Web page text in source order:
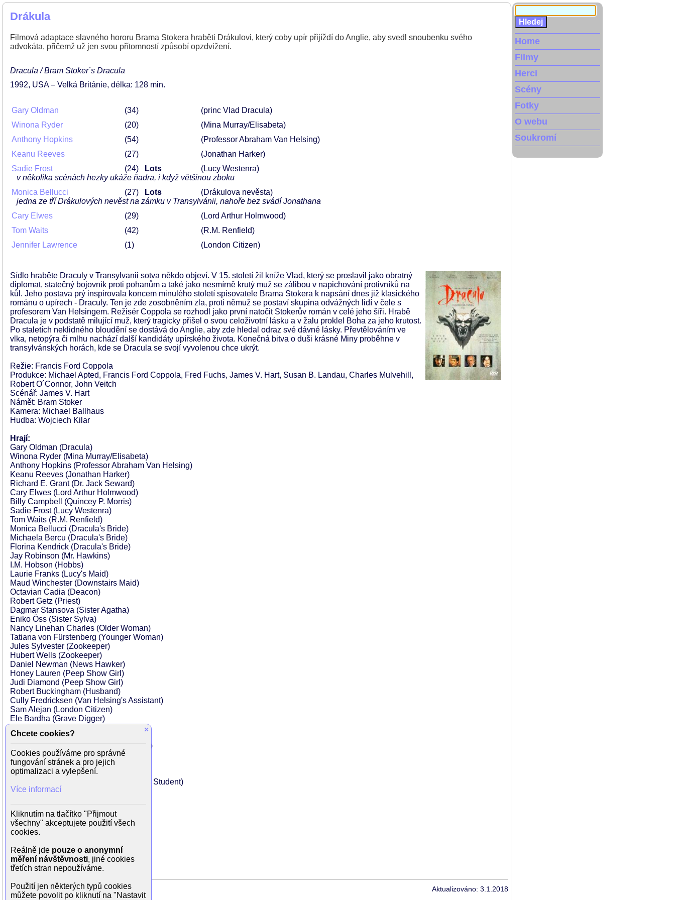
Drákula
Filmová adaptace slavného hororu Brama Stokera hraběti Drákulovi, který coby upír přijíždí do Anglie, aby svedl snoubenku svého
advokáta, přičemž už jen svou přítomností způsobí opzdvižení.
Dracula / Bram Stoker´s Dracula
1992 USA – Velká Británie délka: 128 min
Gary Oldman 34
(princ Vlad Dracula)
Winona Ryder
20
(Mina Murray/Elisabeta)
Anthony Hopkins
54
(Professor Abraham Van Helsing)
Keanu Reeves
27
(Jonathan Harker)
Sadie Frost
24 Lots
(Lucy Westenra)
v několika scénách hezky ukáže ňadra, i když většinou zboku
Monica Bellucci
27 Lots
(Drákulova nevěsta)
jedna ze tří Drákulových nevěst na zámku v Transylvánii, nahoře bez svádí Jonathana
Cary Elwes
29
(Lord Arthur Holmwood)
Tom Waits
42
(R.M. Renfield)
Jennifer Lawrence
1 (London Citizen)
Sídlo hraběte Draculy v Transylvanii sotva někdo objeví. V 15. století žil kníže Vlad, který se proslavil jako obratný
diplomat, statečný bojovník proti pohanům a také jako nesmírně krutý muž se zálibou v napichování protivníků na
kůl. Jeho postava prý inspirovala koncem minulého století spisovatele Brama Stokera k napsání dnes již klasického
románu o upírech - Draculy. Ten je zde zosobněním zla, proti němuž se postaví skupina odvážných lidí v čele s
profesorem Van Helsingem. Režisér Coppola se rozhodl jako první natočit Stokerův román v celé jeho šíři. Hrabě
Dracula je v podstatě milující muž, který tragicky přišel o svou celoživotní lásku a v žalu proklel Boha za jeho krutost.
Po staletích neklidného bloudění se dostává do Anglie, aby zde hledal odraz své dávné lásky. Převtělováním ve
vlka, netopýra či mlhu nachází další kandidáty upírského života. Konečná bitva o duši krásné Miny proběhne v
transylvánských horách, kde se Dracula se svojí vyvolenou chce ukrýt.
Režie: Francis Ford Coppola
Produkce: Michael Apted, Francis Ford Coppola, Fred Fuchs, James V. Hart, Susan B. Landau, Charles Mulvehill,
Robert O´Connor, John Veitch
Scénář: James V. Hart
Námět: Bram Stoker
Kamera: Michael Ballhaus
Hudba: Wojciech Kilar
Hrají:
Gary Oldman (Dracula)
Winona Ryder (Mina Murray/Elisabeta)
Anthony Hopkins (Professor Abraham Van Helsing)
Keanu Reeves (Jonathan Harker)
Richard E. Grant (Dr. Jack Seward)
Cary Elwes (Lord Arthur Holmwood)
Billy Campbell (Quincey P. Morris)
Sadie Frost (Lucy Westenra)
Tom Waits (R.M. Renfield)
Monica Bellucci (Dracula's Bride)
Michaela Bercu (Dracula's Bride)
Florina Kendrick (Dracula's Bride)
Jay Robinson (Mr. Hawkins)
I.M. Hobson (Hobbs)
Laurie Franks (Lucy's Maid)
Maud Winchester (Downstairs Maid)
Octavian Cadia (Deacon)
Robert Getz (Priest)
Dagmar Stansova (Sister Agatha)
Eniko Öss (Sister Sylva)
Nancy Linehan Charles (Older Woman)
Tatiana von Fürstenberg (Younger Woman)
Jules Sylvester (Zookeeper)
Hubert Wells (Zookeeper)
Daniel Newman (News Hawker)
Honey Lauren (Peep Show Girl)
Judi Diamond (Peep Show Girl)
Robert Buckingham (Husband)
Cully Fredricksen (Van Helsing's Assistant)
Sam Alejan (London Citizen)
Ele Bardha (Grave Digger)
Alain Blazevic (Van Helsing's Student)
Mark Borkowski (Van Helsing's Student)
Mary Cornell (Maid)
Tina Cote (Extra)
Christina Fulton (Vampire Girl)
Jeffery Thomas Johnson (Van Helsing's Student)
John F. Kearney (Waiter)
Michael Laren (Priest)
Jens Larsen (Monk)
Jennifer Lawrence (London Citizen)
Juli Lawrence (London Citizen)
Amoré Littrell-Fellini (Impaled Dancer)
...
Aktualizováno: 3.1.2018
Home
Filmy
Herci
Scény
Fotky
O webu
Soukromí
×
Chcete cookies?
Cookies používáme pro správné
fungování stránek a pro jejich
optimalizaci a vylepšení.
Více informací
Kliknutím na tlačítko "Přijmout
všechny" akceptujete použití všech
cookies.
Reálně jde pouze o anonymní
měření návštěvnosti, jiné cookies
třetích stran nepoužíváme.
Použití jen některých typů cookies
můžete povolit po kliknutí na "Nastavit